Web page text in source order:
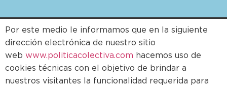
Por este medio le informamos que en la siguiente
dirección electrónica de nuestro sitio
web www.politicacolectiva.com hacemos uso de
cookies técnicas con el objetivo de brindar a
nuestros visitantes la funcionalidad requerida para